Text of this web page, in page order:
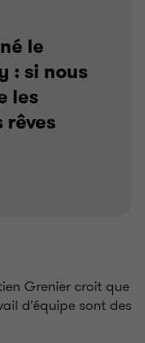
le
: si nous
les
rêves
Grenier croit que
d'équipe sont des